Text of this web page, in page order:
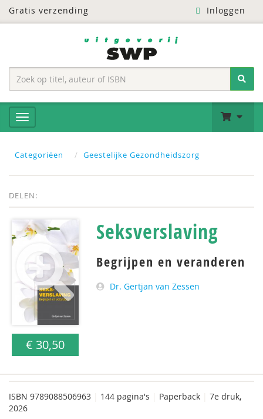
Gratis verzending Inloggen
Categoriëen Geestelijke Gezondheidszorg
DELEN:
€ 30,50
Seksverslaving
Begrijpen en veranderen
Dr. Gertjan van Zessen
ISBN 9789088506963 144 pagina's Paperback
7e druk,
2026